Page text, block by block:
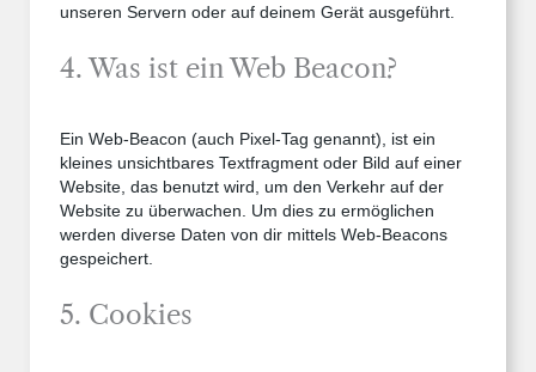
unseren Servern oder auf deinem Gerät ausgeführt.
4. Was ist ein Web Beacon?
Ein Web-Beacon (auch Pixel-Tag genannt), ist ein
kleines unsichtbares Textfragment oder Bild auf einer
Website, das benutzt wird, um den Verkehr auf der
Website zu überwachen. Um dies zu ermöglichen
werden diverse Daten von dir mittels Web-Beacons
gespeichert.
5. Cookies